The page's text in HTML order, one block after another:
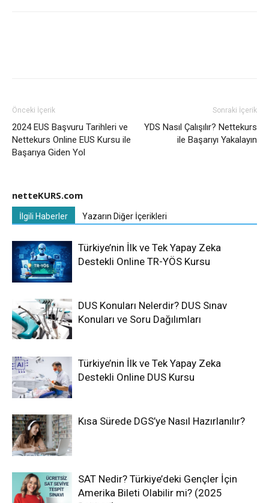
Önceki İçerik
2024 EUS Başvuru Tarihleri ve
Nettekurs Online EUS Kursu ile
Başarıya Giden Yol
Sonraki İçerik
YDS Nasıl Çalışılır? Nettekurs
ile Başarıyı Yakalayın
netteKURS.com
İlgili Haberler Yazarın Diğer İçerikleri
Türkiye’nin İlk ve Tek Yapay Zeka
Destekli Online TR-YÖS Kursu
DUS Konuları Nelerdir? DUS Sınav
Konuları ve Soru Dağılımları
Türkiye’nin İlk ve Tek Yapay Zeka
Destekli Online DUS Kursu
Kısa Sürede DGS’ye Nasıl Hazırlanılır?
SAT Nedir? Türkiye’deki Gençler İçin
Amerika Bileti Olabilir mi? (2025